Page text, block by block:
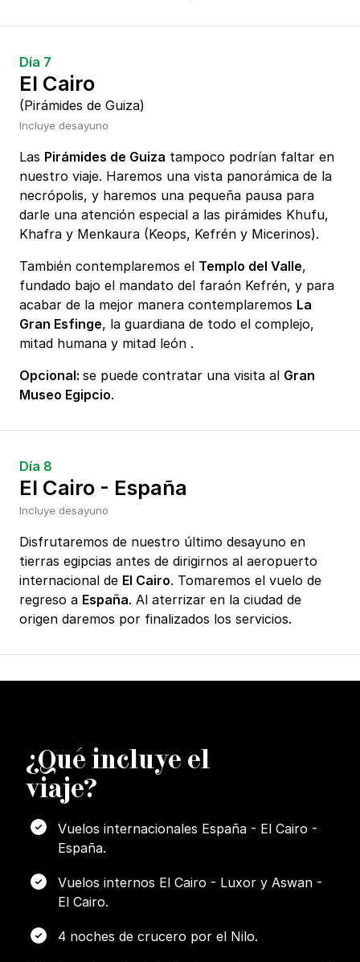
Día 7
El Cairo
(Pirámides de Guiza)
Incluye desayuno
Las Pirámides de Guiza tampoco podrían faltar en
nuestro viaje. Haremos una vista panorámica de la
necrópolis, y haremos una pequeña pausa para
darle una atención especial a las pirámides Khufu,
Khafra y Menkaura (Keops, Kefrén y Micerinos).
También contemplaremos el Templo del Valle,
fundado bajo el mandato del faraón Kefrén, y para
acabar de la mejor manera contemplaremos La
Gran Esfinge, la guardiana de todo el complejo,
mitad humana y mitad león .
Opcional: se puede contratar una visita al Gran
Museo Egipcio.
Día 8
El Cairo - España
Incluye desayuno
Disfrutaremos de nuestro último desayuno en
tierras egipcias antes de dirigirnos al aeropuerto
internacional de El Cairo. Tomaremos el vuelo de
regreso a España. Al aterrizar en la ciudad de
origen daremos por finalizados los servicios.
¿Qué incluye el
viaje?
Vuelos internacionales España - El Cairo -
España.
Vuelos internos El Cairo - Luxor y Aswan -
El Cairo.
4 noches de crucero por el Nilo.